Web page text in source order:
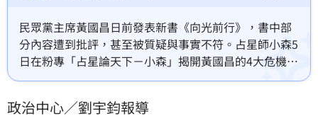
民眾黨主席黃國昌日前發表新書《向光前行》，書中部
分內容遭到批評，甚至被質疑與事實不符。占星師小森5
日在粉專「占星論天下－小森」揭開黃國昌的4大危機，
包含眾叛親離、舊戰友反噬、群眾情緒轉向及話術被拆
政治中心／劉宇鈞報導